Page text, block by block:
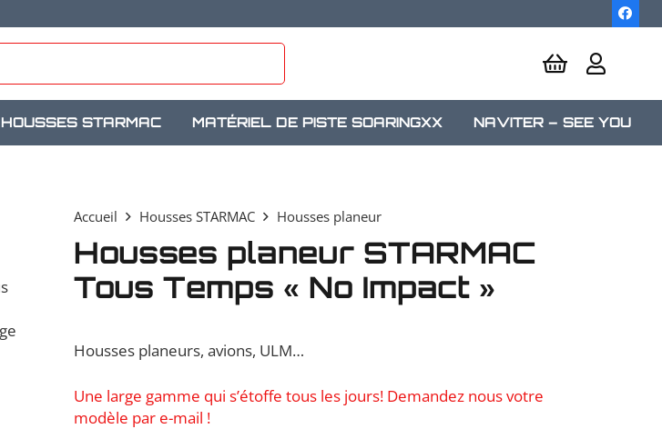
HOUSSES STARMAC MATÉRIEL DE PISTE SOARINGXX NAVITER – SEE YOU
Accueil Housses STARMAC Housses planeur
Housses planeur STARMAC
Tous Temps « No Impact »
Housses planeurs, avions, ULM…
Une large gamme qui s’étoffe tous les jours! Demandez nous votre
modèle par e-mail !